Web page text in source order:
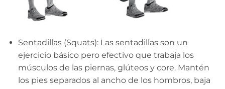
Sentadillas (Squats): Las sentadillas son un
ejercicio básico pero efectivo que trabaja los
músculos de las piernas, glúteos y core. Mantén
los pies separados al ancho de los hombros, baja